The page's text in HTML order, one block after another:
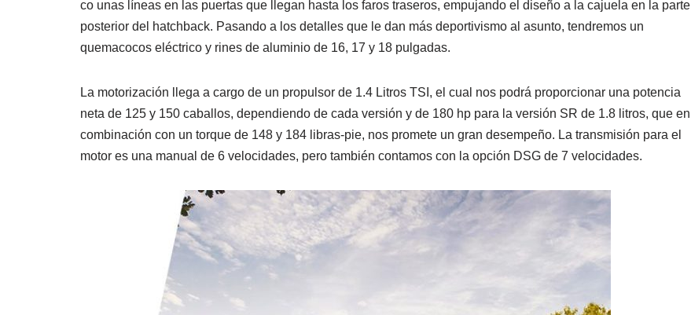
co unas líneas en las puertas que llegan hasta los faros traseros, empujando el diseño a la cajuela en la parte
posterior del hatchback. Pasando a los detalles que le dan más deportivismo al asunto, tendremos un
quemacocos eléctrico y rines de aluminio de 16, 17 y 18 pulgadas.
La motorización llega a cargo de un propulsor de 1.4 Litros TSI, el cual nos podrá proporcionar una potencia
neta de 125 y 150 caballos, dependiendo de cada versión y de 180 hp para la versión SR de 1.8 litros, que en
combinación con un torque de 148 y 184 libras-pie, nos promete un gran desempeño. La transmisión para el
motor es una manual de 6 velocidades, pero también contamos con la opción DSG de 7 velocidades.